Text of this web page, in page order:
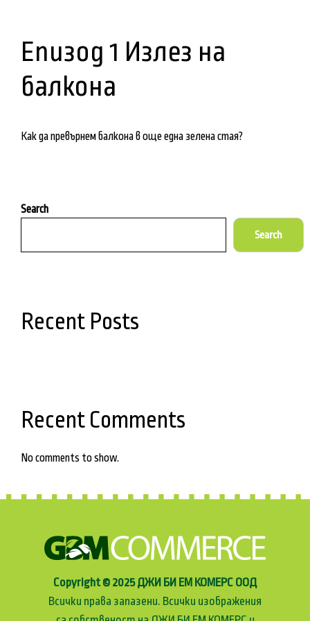
Епизод 1 Излез на
балкона
Как да превърнем балкона в още една зелена стая?
Search
Search
Recent Posts
Recent Comments
No comments to show.
Copyright © 2025 ДЖИ БИ ЕМ КОМЕРС ООД
Всички права запазени. Всички изображения